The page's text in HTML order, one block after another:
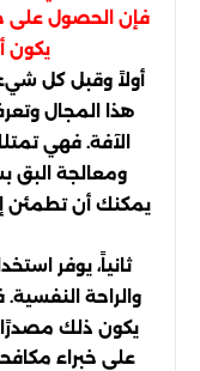
فإن الحصول على
يكون
أولاً وقبل كل
هذا المجال
الآفة. فهي
ومعالجة البق
يمكنك أن تطمئن
ثانياً، يوفر
والراحة
يكون ذلك مصدرًا
على خبراء